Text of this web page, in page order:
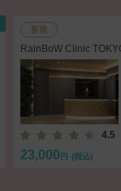
新宿
RainBoW Clinic
京）
4.5
23,000 円 (税込)